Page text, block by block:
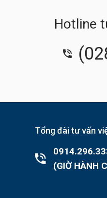
Hotline
Tổng đài tư vấn
(GIỜ HÀNH